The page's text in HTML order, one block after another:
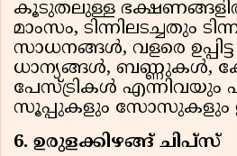
കൂടുതലുള്ള ഭക്ഷണങ്ങളില്‍
മാംസം, ടിന്നിലടച്ചതും
സാധനങ്ങള്‍, വളരെ
ധാന്യങ്ങള്‍, ബണ്ണുകള്‍,
പേസ്ട്രികള്‍ എന്നിവയും
സൂപ്പുകളും സോസുകളും
6. ഉരുളക്കിഴങ്ങ് ചിപ്‌സ്